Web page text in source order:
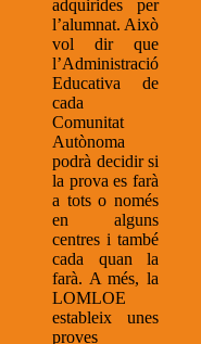
adquirides per
l’alumnat. Això
vol dir que
l’Administració
Educativa de
cada
Comunitat
Autònoma
podrà decidir si
la prova es farà
a tots o només
en alguns
centres i també
cada quan la
farà. A més, la
LOMLOE
estableix unes
proves